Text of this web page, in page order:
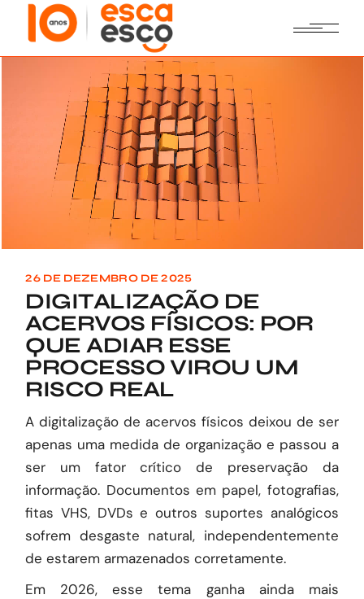
content
26 DE DEZEMBRO DE 2025
DIGITALIZAÇÃO DE
ACERVOS FÍSICOS: POR
QUE ADIAR ESSE
PROCESSO VIROU UM
RISCO REAL
A digitalização de acervos físicos deixou de ser
apenas uma medida de organização e passou a
ser um fator crítico de preservação da
informação. Documentos em papel, fotografias,
fitas VHS, DVDs e outros suportes analógicos
sofrem desgaste natural, independentemente
de estarem armazenados corretamente.
Em 2026, esse tema ganha ainda mais